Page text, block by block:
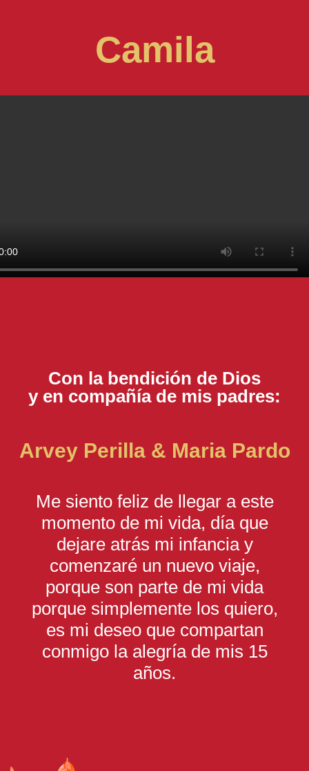
Camila
Con la bendición de Dios
y en compañía de mis padres:
Arvey Perilla & Maria Pardo
Me siento feliz de llegar a este
momento de mi vida, día que
dejare atrás mi infancia y
comenzaré un nuevo viaje,
porque son parte de mi vida
porque simplemente los quiero,
es mi deseo que compartan
conmigo la alegría de mis 15
años.